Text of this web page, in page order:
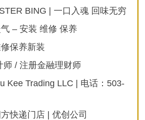
BING | 一口入魂 回味无穷
– 安装 维修 保养
保养新装
师 / 注册金融理财师
Kee Trading LLC | 电话：503-
快递门店 | 优创公司